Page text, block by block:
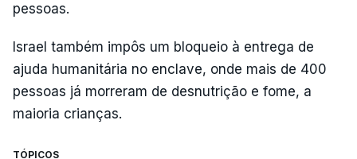
pessoas.
Israel também impôs um bloqueio à entrega de
ajuda humanitária no enclave, onde mais de 400
pessoas já morreram de desnutrição e fome, a
maioria crianças.
TÓPICOS